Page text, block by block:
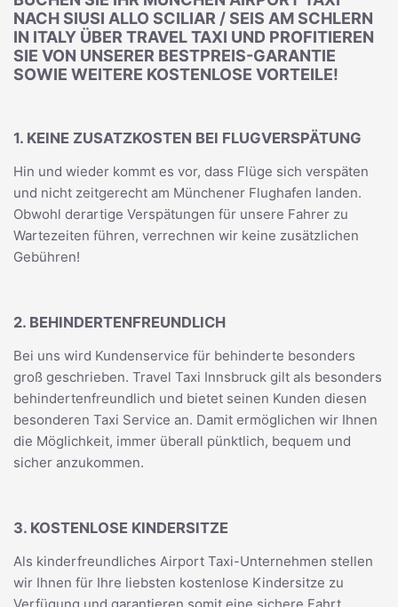
NACH SIUSI ALLO SCILIAR / SEIS AM SCHLERN
IN ITALY ÜBER TRAVEL TAXI UND PROFITIEREN
SIE VON UNSERER BESTPREIS-GARANTIE
SOWIE WEITERE KOSTENLOSE VORTEILE!
1. KEINE ZUSATZKOSTEN BEI FLUGVERSPÄTUNG
Hin und wieder kommt es vor, dass Flüge sich verspäten
und nicht zeitgerecht am Münchener Flughafen landen.
Obwohl derartige Verspätungen für unsere Fahrer zu
Wartezeiten führen, verrechnen wir keine zusätzlichen
Gebühren!
2. BEHINDERTENFREUNDLICH
Bei uns wird Kundenservice für behinderte besonders
groß geschrieben. Travel Taxi Innsbruck gilt als besonders
behindertenfreundlich und bietet seinen Kunden diesen
besonderen Taxi Service an. Damit ermöglichen wir Ihnen
die Möglichkeit, immer überall pünktlich, bequem und
sicher anzukommen.
3. KOSTENLOSE KINDERSITZE
Als kinderfreundliches Airport Taxi-Unternehmen stellen
wir Ihnen für Ihre liebsten kostenlose Kindersitze zu